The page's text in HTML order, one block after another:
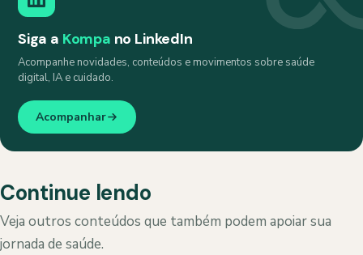
Siga a Kompa no LinkedIn
Acompanhe novidades, conteúdos e movimentos sobre saúde
digital, IA e cuidado.
Acompanhar
Continue lendo
Veja outros conteúdos que também podem apoiar sua
jornada de saúde.